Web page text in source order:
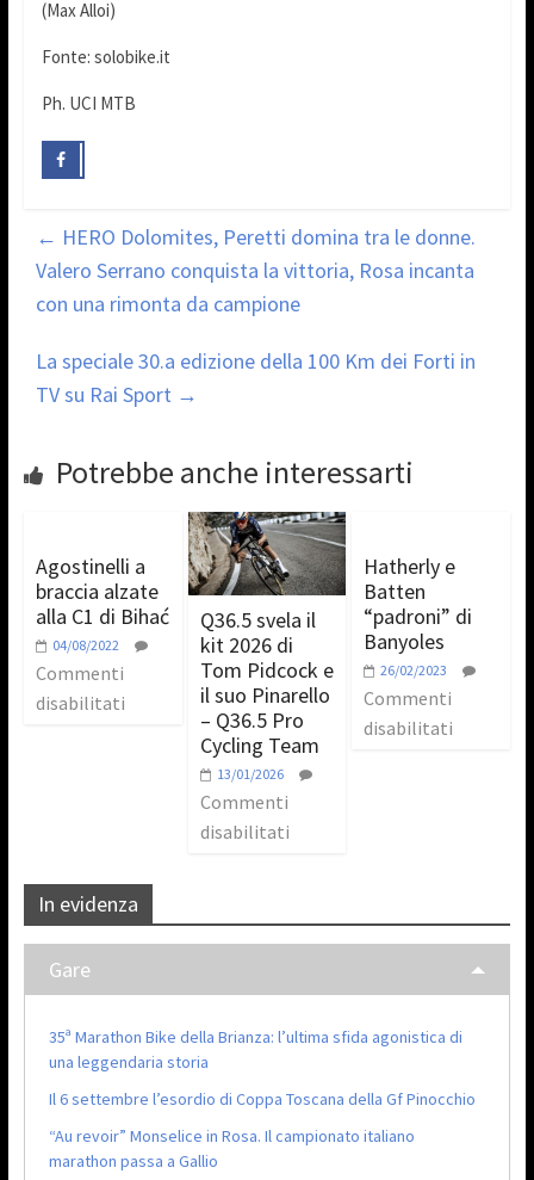
(Max Alloi)
Fonte: solobike.it
Ph. UCI MTB
← HERO Dolomites, Peretti domina tra le donne.
Valero Serrano conquista la vittoria, Rosa incanta
con una rimonta da campione
La speciale 30.a edizione della 100 Km dei Forti in
TV su Rai Sport →
Potrebbe anche interessarti
Agostinelli a
braccia alzate
alla C1 di Bihać
04/08/2022
Commenti
disabilitati
Q36.5 svela il
kit 2026 di
Tom Pidcock e
il suo Pinarello
– Q36.5 Pro
Cycling Team
13/01/2026
Commenti
disabilitati
Hatherly e
Batten
“padroni” di
Banyoles
26/02/2023
Commenti
disabilitati
In evidenza
Gare
35ª Marathon Bike della Brianza: l’ultima sfida agonistica di
una leggendaria storia
Il 6 settembre l’esordio di Coppa Toscana della Gf Pinocchio
“Au revoir” Monselice in Rosa. Il campionato italiano
marathon passa a Gallio